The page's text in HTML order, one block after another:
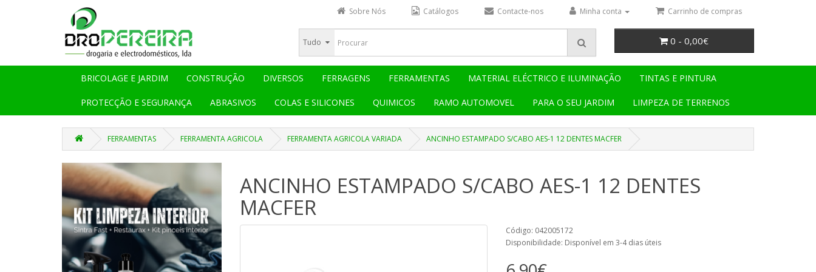
Sobre Nós Catálogos Contacte-nos Minha conta Carrinho de compras
Tudo 0 - 0,00€
BRICOLAGE E JARDIM CONSTRUÇÃO DIVERSOS FERRAGENS FERRAMENTAS MATERIAL ELÉCTRICO E ILUMINAÇÃO TINTAS E PINTURA
PROTECÇÃO E SEGURANÇA ABRASIVOS COLAS E SILICONES QUIMICOS RAMO AUTOMOVEL PARA O SEU JARDIM LIMPEZA DE TERRENOS
FERRAMENTAS FERRAMENTA AGRICOLA FERRAMENTA AGRICOLA VARIADA ANCINHO ESTAMPADO S/CABO AES-1 12 DENTES MACFER
ANCINHO ESTAMPADO S/CABO AES-1 12 DENTES
MACFER
Código: 042005172
Disponibilidade: Disponível em 3-4 dias úteis